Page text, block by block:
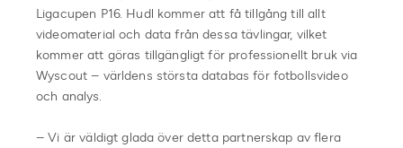
Ligacupen P16. Hudl kommer att få tillgång till allt
videomaterial och data från dessa tävlingar, vilket
kommer att göras tillgängligt för professionellt bruk via
Wyscout – världens största databas för fotbollsvideo
och analys.
– Vi är väldigt glada över detta partnerskap av flera